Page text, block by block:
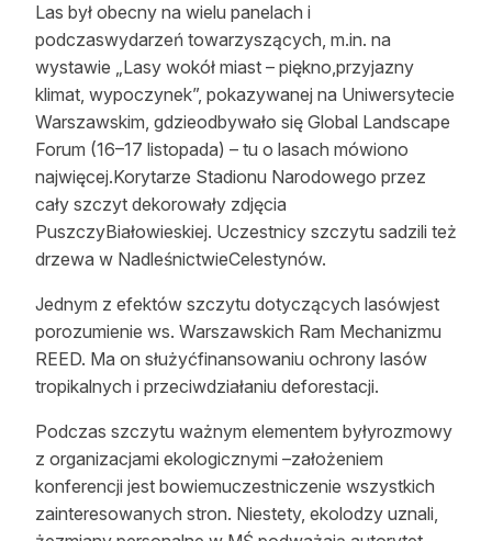
Las był obecny na wielu panelach i
podczaswydarzeń towarzyszących, m.in. na
wystawie „Lasy wokół miast – piękno,przyjazny
klimat, wypoczynek”, pokazywanej na Uniwersytecie
Warszawskim, gdzieodbywało się Global Landscape
Forum (16–17 listopada) – tu o lasach mówiono
najwięcej.Korytarze Stadionu Narodowego przez
cały szczyt dekorowały zdjęcia
PuszczyBiałowieskiej. Uczestnicy szczytu sadzili też
drzewa w NadleśnictwieCelestynów.
Jednym z efektów szczytu dotyczących lasówjest
porozumienie ws. Warszawskich Ram Mechanizmu
REED. Ma on służyćfinansowaniu ochrony lasów
tropikalnych i przeciwdziałaniu deforestacji.
Podczas szczytu ważnym elementem byłyrozmowy
z organizacjami ekologicznymi –założeniem
konferencji jest bowiemuczestniczenie wszystkich
zainteresowanych stron. Niestety, ekolodzy uznali,